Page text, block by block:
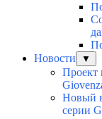
Новости
▼
Проект
Новый
серии